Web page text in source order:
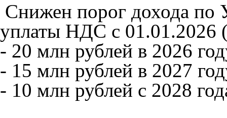
Снижен порог дохода по
уплаты НДС c 01.01.2026
- 20 млн рублей в 2026
- 15 млн рублей в 2027
- 10 млн рублей с 2028